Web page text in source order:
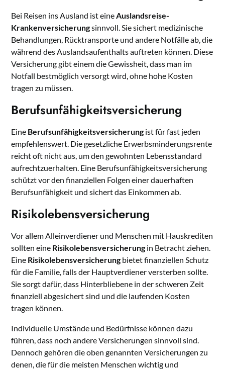
Bei Reisen ins Ausland ist eineAuslandsreise-
Krankenversicherungsinnvoll. Sie sichert medizinische
Behandlungen, Rücktransporte und andere Notfälle ab, die
während des Auslandsaufenthalts auftreten können. Diese
Versicherung gibt einem die Gewissheit, dass man im
Notfall bestmöglich versorgt wird, ohne hohe Kosten
tragen zu müssen.
Berufsunfähigkeitsversicherung
Eine Berufsunfähigkeitsversicherung ist für fast jeden
empfehlenswert. Die gesetzliche Erwerbsminderungsrente
reicht oft nicht aus, um den gewohnten Lebensstandard
aufrechtzuerhalten. Eine Berufsunfähigkeitsversicherung
schützt vor den finanziellen Folgen einer dauerhaften
Berufsunfähigkeit und sichert das Einkommen ab.
Risikolebensversicherung
Vor allem Alleinverdiener und Menschen mit Hauskrediten
sollten eine Risikolebensversicherung in Betracht ziehen.
Eine Risikolebensversicherung bietet finanziellen Schutz
für die Familie, falls der Hauptverdiener versterben sollte.
Sie sorgt dafür, dass Hinterbliebene in der schweren Zeit
finanziell abgesichert sind und die laufenden Kosten
tragen können.
Individuelle Umstände und Bedürfnisse können dazu
führen, dass noch andere Versicherungen sinnvoll sind.
Dennoch gehören die oben genannten Versicherungen zu
denen, die für die meisten Menschen wichtig und